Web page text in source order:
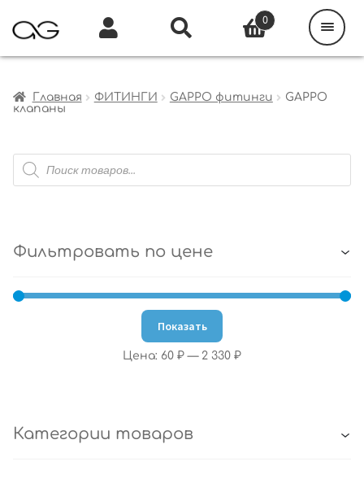
Главная ФИТИНГИ GAPPO фитинги
GAPPO
клапаны
Поиск
товаров
Фильтровать по цене
Показать
Цена: 60 ₽ — 2 330 ₽
Категории товаров
0